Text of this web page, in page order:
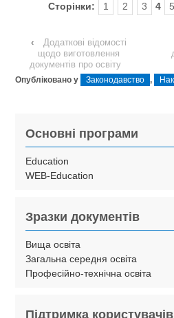
Сторінки: 1 2 3 4 5
‹
Додаткові відомості
щодо виготовлення
документів про освіту
Опубліковано у Законодавство ,
Основні програми
Education
WEB-Education
Зразки документів
Вища освіта
Загальна середня освіта
Професійно-технічна освіта
Підтримка користувачів